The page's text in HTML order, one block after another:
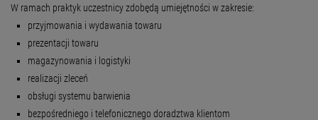
W ramach praktyk uczestnicy zdobędą umiejętności w zakresie:
przyjmowania i wydawania towaru
prezentacji towaru
magazynowania i logistyki
realizacji zleceń
obsługi systemu barwienia
bezpośredniego i telefonicznego doradztwa klientom